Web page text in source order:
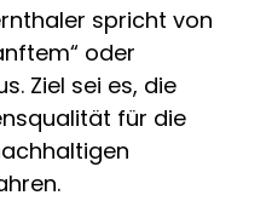
spricht von
oder
Ziel sei es, die
für die